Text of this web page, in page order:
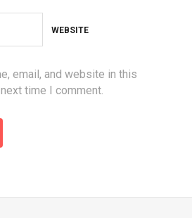
WEBSITE
email, and website in this
time I comment.